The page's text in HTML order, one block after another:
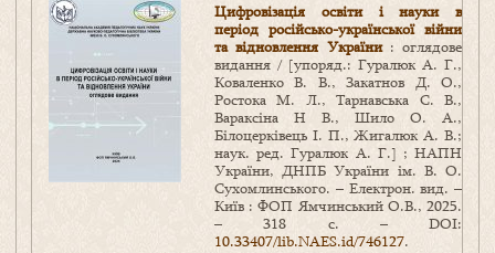
Цифровізація освіти і науки в
період російсько-української війни
та відновлення України : оглядове
видання / [упоряд.: Гуралюк А. Г.,
Коваленко В. В., Закатнов Д. О.,
Ростока М. Л., Тарнавська С. В.,
Вараксіна Н В., Шило О. А.,
Білоцерківець І. П., Жигалюк А. В.;
наук. ред. Гуралюк А. Г.] ; НАПН
України, ДНПБ України ім. В. О.
Сухомлинського. – Електрон. вид. –
Київ : ФОП Ямчинський О.В., 2025.
– 318 с. – DOI:
10.33407/lib.NAES.id/746127.